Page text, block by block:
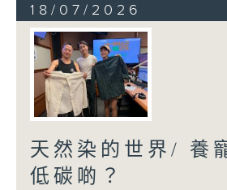
18/07/2026
天然染的世界/ 養
低碳啲？